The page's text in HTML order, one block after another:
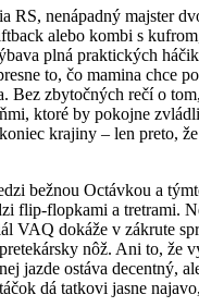
RS, nenápadný majster
alebo kombi s
plná praktických
to, čo mamina chce
Bez zbytočných rečí o
ktoré by pokojne
krajiny – len preto,
bežnou Octávkou a
flip-flopkami a tretrami.
VAQ dokáže v zákrute
nôž. Ani to, že
jazde ostáva decentný,
dá tatkovi jasne